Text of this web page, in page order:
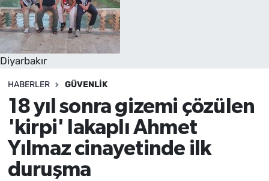
Diyarbakır
HABERLER GÜVENLIK
18 yıl sonra gizemi çözülen
'kirpi' lakaplı Ahmet
Yılmaz cinayetinde ilk
duruşma
Son Dakika Haberleri
Haber Arşivi